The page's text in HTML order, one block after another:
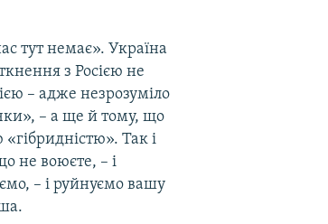
тут немає». Україна
з Росією не
– адже незрозуміло
– а ще й тому, що
Так і
не воюєте, – і
– і руйнуємо вашу